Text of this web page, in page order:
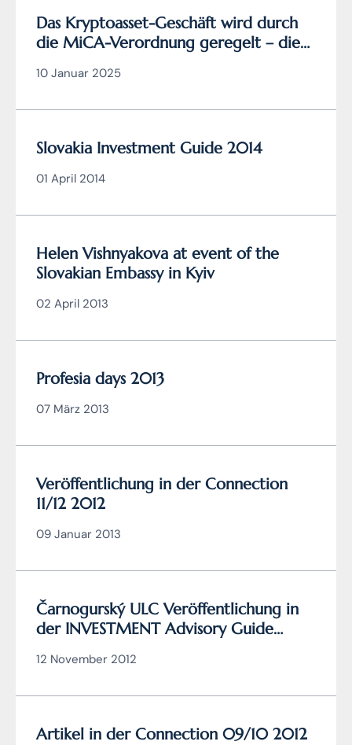
Das Kryptoasset-Geschäft wird durch
die MiCA-Verordnung geregelt – die
sehr vorteilhaft und in der gesamten
10 Januar 2025
Slovakia Investment Guide 2014
01 April 2014
Helen Vishnyakova at event of the
Slovakian Embassy in Kyiv
02 April 2013
Profesia days 2013
07 März 2013
Veröffentlichung in der Connection
11/12 2012
09 Januar 2013
Čarnogurský ULC Veröffentlichung in
der INVESTMENT Advisory Guide
12 November 2012
Artikel in der Connection 09/10 2012